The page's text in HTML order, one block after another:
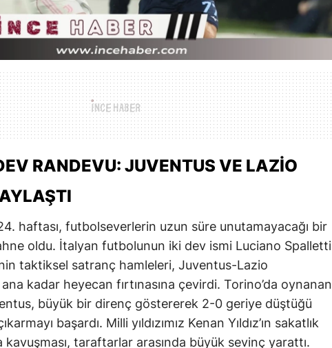
RANDEVU: JUVENTUS VE LAZIO
24. haftası, futbolseverlerin uzun süre unutamayacağı bir
oldu. İtalyan futbolunun iki dev ismi Luciano Spalletti
taktiksel satranç hamleleri, Juventus-Lazio
kadar heyecan fırtınasına çevirdi. Torino’da oynanan
büyük bir direnç göstererek 2-0 geriye düştüğü
başardı. Milli yıldızımız Kenan Yıldız’ın sakatlık
kavuşması, taraftarlar arasında büyük sevinç yarattı.